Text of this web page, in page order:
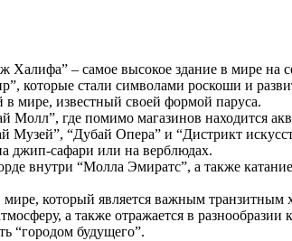
Халифа” – самое высокое здание в мире на
которые стали символами роскоши и
мире, известный своей формой паруса.
где помимо магазинов находится
Музей”, “Дубай Опера” и “Дистрикт
джип-сафари или на верблюдах.
внутри “Молла Эмиратс”, а также
который является важным транзитным
а также отражается в разнообразии
“городом будущего”.